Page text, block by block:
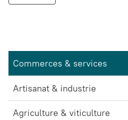
Commerces & services
Artisanat & industrie
Agriculture & viticulture